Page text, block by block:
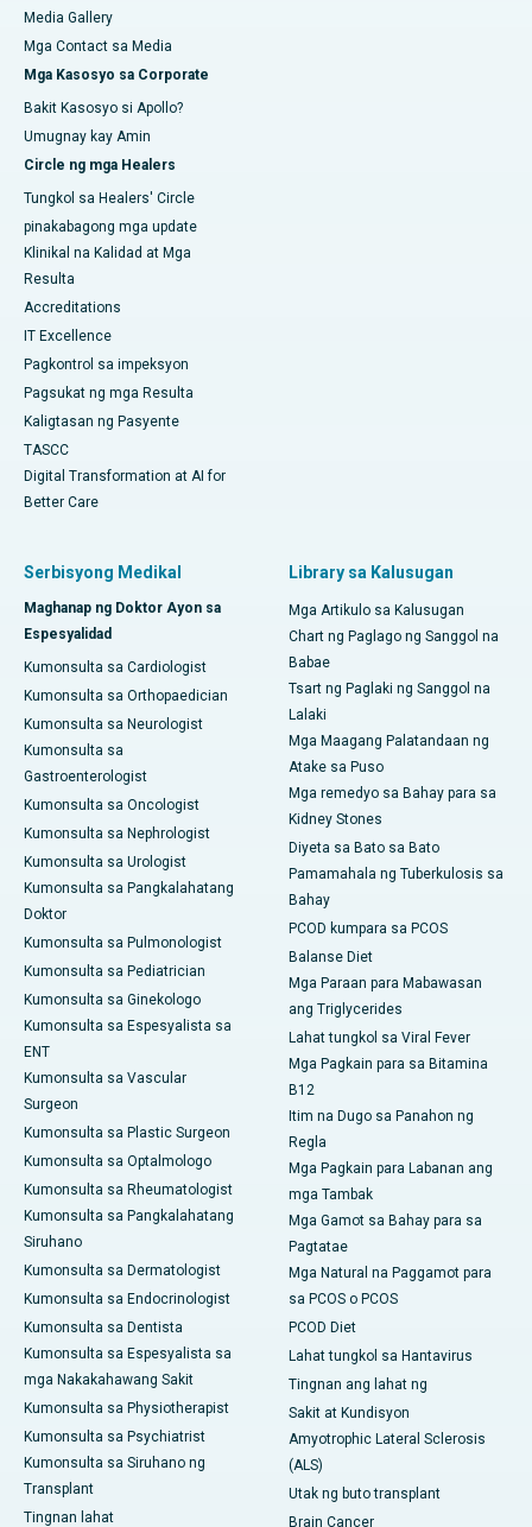
Media Gallery
Mga Contact sa Media
Mga Kasosyo sa Corporate
Bakit Kasosyo si Apollo?
Umugnay kay Amin
Circle ng mga Healers
Tungkol sa Healers' Circle
pinakabagong mga update
Klinikal na Kalidad at Mga
Resulta
Accreditations
IT Excellence
Pagkontrol sa impeksyon
Pagsukat ng mga Resulta
Kaligtasan ng Pasyente
TASCC
Digital Transformation at AI for
Better Care
Serbisyong Medikal
Maghanap ng Doktor Ayon sa
Espesyalidad
Kumonsulta sa Cardiologist
Kumonsulta sa Orthopaedician
Kumonsulta sa Neurologist
Kumonsulta sa
Gastroenterologist
Kumonsulta sa Oncologist
Kumonsulta sa Nephrologist
Kumonsulta sa Urologist
Kumonsulta sa Pangkalahatang
Doktor
Kumonsulta sa Pulmonologist
Kumonsulta sa Pediatrician
Kumonsulta sa Ginekologo
Kumonsulta sa Espesyalista sa
ENT
Kumonsulta sa Vascular
Surgeon
Kumonsulta sa Plastic Surgeon
Kumonsulta sa Optalmologo
Kumonsulta sa Rheumatologist
Kumonsulta sa Pangkalahatang
Siruhano
Kumonsulta sa Dermatologist
Kumonsulta sa Endocrinologist
Kumonsulta sa Dentista
Kumonsulta sa Espesyalista sa
mga Nakakahawang Sakit
Kumonsulta sa Physiotherapist
Kumonsulta sa Psychiatrist
Kumonsulta sa Siruhano ng
Transplant
Tingnan lahat
Library sa Kalusugan
Mga Artikulo sa Kalusugan
Chart ng Paglago ng Sanggol na
Babae
Tsart ng Paglaki ng Sanggol na
Lalaki
Mga Maagang Palatandaan ng
Atake sa Puso
Mga remedyo sa Bahay para sa
Kidney Stones
Diyeta sa Bato sa Bato
Pamamahala ng Tuberkulosis sa
Bahay
PCOD kumpara sa PCOS
Balanse Diet
Mga Paraan para Mabawasan
ang Triglycerides
Lahat tungkol sa Viral Fever
Mga Pagkain para sa Bitamina
B12
Itim na Dugo sa Panahon ng
Regla
Mga Pagkain para Labanan ang
mga Tambak
Mga Gamot sa Bahay para sa
Pagtatae
Mga Natural na Paggamot para
sa PCOS o PCOS
PCOD Diet
Lahat tungkol sa Hantavirus
Tingnan ang lahat ng
Sakit at Kundisyon
Amyotrophic Lateral Sclerosis
(ALS)
Utak ng buto transplant
Brain Cancer